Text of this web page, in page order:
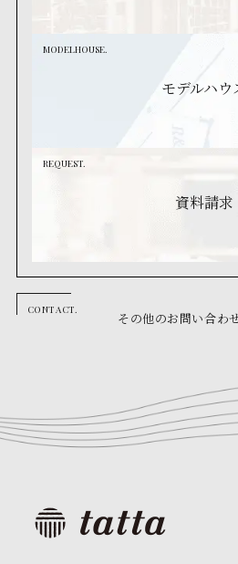
MODELHOUSE.
モデルハウ
REQUEST.
資料請求
その他のお問い合わ